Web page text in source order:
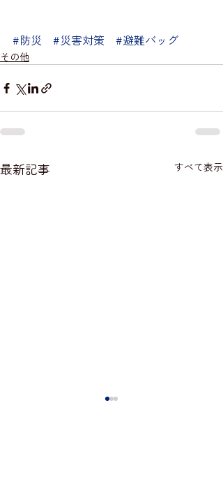
#防災 #災害対策 #避難バッグ
その他
最新記事 すべて表示